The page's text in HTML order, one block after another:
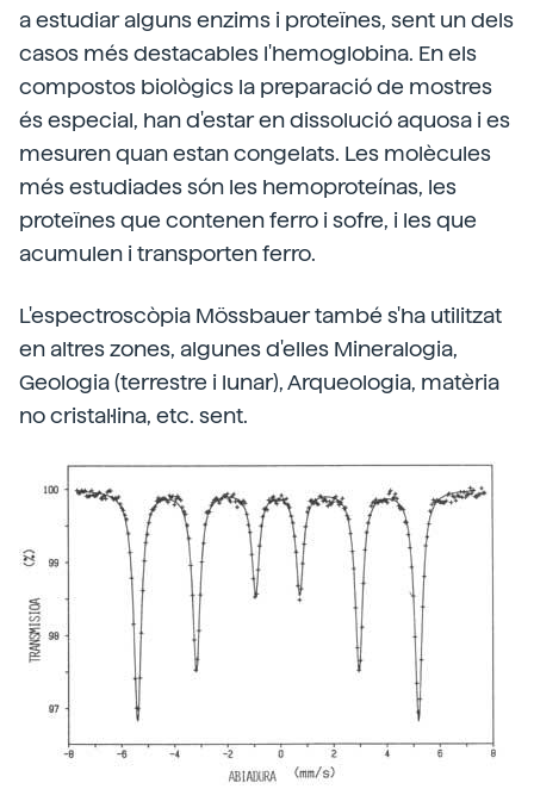
a estudiar alguns enzims i proteïnes, sent un dels
casos més destacables l'hemoglobina. En els
compostos biològics la preparació de mostres
és especial, han d'estar en dissolució aquosa i es
mesuren quan estan congelats. Les molècules
més estudiades són les hemoproteínas, les
proteïnes que contenen ferro i sofre, i les que
acumulen i transporten ferro.
L'espectroscòpia Mössbauer també s'ha utilitzat
en altres zones, algunes d'elles Mineralogia,
Geologia (terrestre i lunar), Arqueologia, matèria
no cristal·lina, etc. sent.